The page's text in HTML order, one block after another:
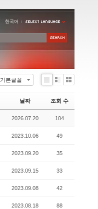
한국어
기본글꼴
Li
Zi
e
G
le
날짜 조회 수
2026.07.20 104
2023.10.06 49
2023.09.20 35
2023.09.15 33
2023.09.08 42
2023.08.18 88